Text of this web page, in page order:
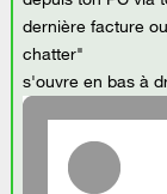
dernière facture
chatter"
s'ouvre en bas à